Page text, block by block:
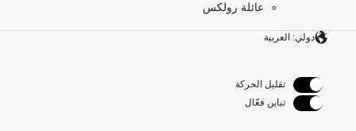
عائلة رولكس
دولي: العربية
تقليل الحركة
تباين فعّال